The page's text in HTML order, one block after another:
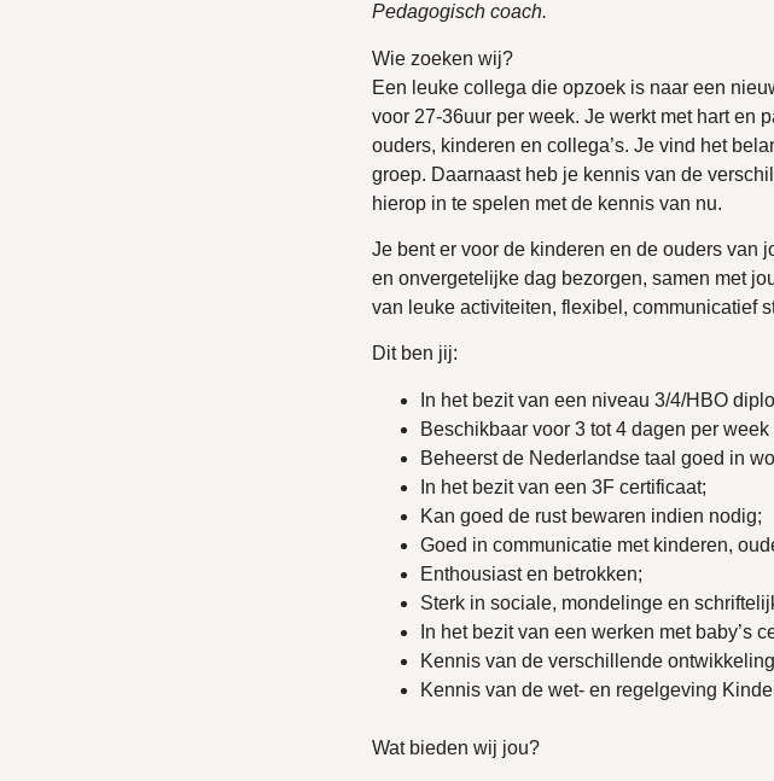
Pedagogisch coach.
Wie zoeken wij?
Een leuke collega die opzoek is naar een
voor 27-36uur per week. Je werkt met hart en
ouders, kinderen en collega’s. Je vind het
groep. Daarnaast heb je kennis van de
hierop in te spelen met de kennis van nu.
Je bent er voor de kinderen en de ouders van
en onvergetelijke dag bezorgen, samen met
van leuke activiteiten, flexibel, communicatief
Dit ben jij:
In het bezit van een niveau 3/4/HBO
Beschikbaar voor 3 tot 4 dagen per week
Beheerst de Nederlandse taal goed in
In het bezit van een 3F certificaat;
Kan goed de rust bewaren indien nodig;
Goed in communicatie met kinderen,
Enthousiast en betrokken;
Sterk in sociale, mondelinge en
In het bezit van een werken met baby’s
Kennis van de verschillende
Kennis van de wet- en regelgeving
Wat bieden wij jou?